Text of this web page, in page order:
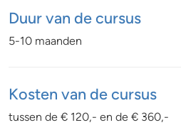
Duur van de cursus
5-10 maanden
Kosten van de cursus
tussen de € 120,- en de € 360,-